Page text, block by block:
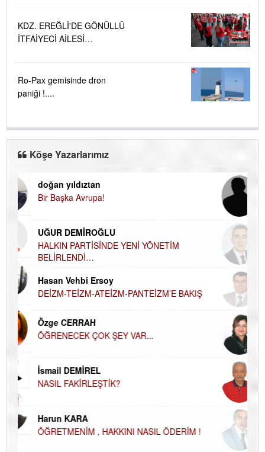
KDZ. EREĞLİ'DE GÖNÜLLÜ
İTFAİYECİ AİLESİ
Ro-Pax gemisinde dron
paniği !....
Köşe Yazarlarımız
doğan yıldıztan
Bir Başka Avrupa!
UĞUR DEMİROĞLU
HALKIN PARTİSİNDE YENİ YÖNETİM
BELİRLENDİ…
Hasan Vehbi Ersoy
DEİZM-TEİZM-ATEİZM-PANTEİZM’E BAKIŞ
Özge CERRAH
ÖĞRENECEK ÇOK ŞEY VAR...
İsmail DEMİREL
NASIL FAKİRLEŞTİK?
Harun KARA
ÖĞRETMENİM , HAKKINI NASIL ÖDERİM !